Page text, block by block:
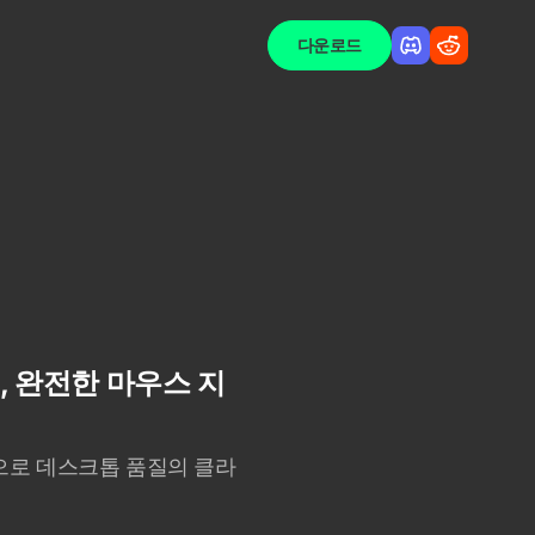
다운로드
전한 마우스 지
데스크톱 품질의 클라